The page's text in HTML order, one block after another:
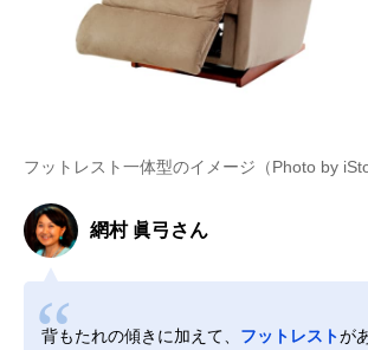
フットレスト一体型のイメージ（Photo by
網村 眞弓さん
背もたれの傾きに加えて、 フットレストが